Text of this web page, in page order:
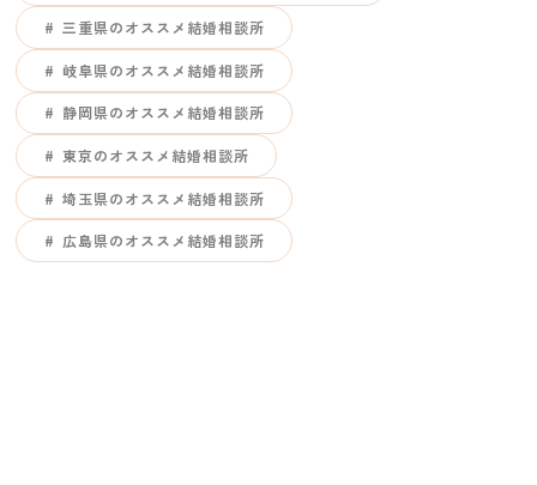
三重県のオススメ結婚相談所
岐阜県のオススメ結婚相談所
静岡県のオススメ結婚相談所
東京のオススメ結婚相談所
埼玉県のオススメ結婚相談所
広島県のオススメ結婚相談所